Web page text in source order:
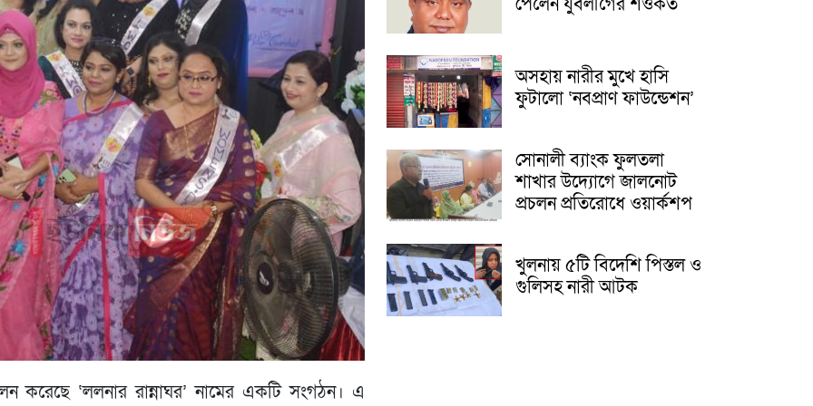
করেছে ‘ললনার রান্নাঘর’ নামের একটি সংগঠন। এ
অসহায় নারীর মুখে হাসি
ফুটালো ‘নবপ্রাণ ফাউন্ডেশন’
সোনালী ব্যাংক ফুলতলা
শাখার উদ্যোগে জালনোট
প্রচলন প্রতিরোধে ওয়ার্কশপ
খুলনায় ৫টি বিদেশি পিস্তল ও
গুলিসহ নারী আটক